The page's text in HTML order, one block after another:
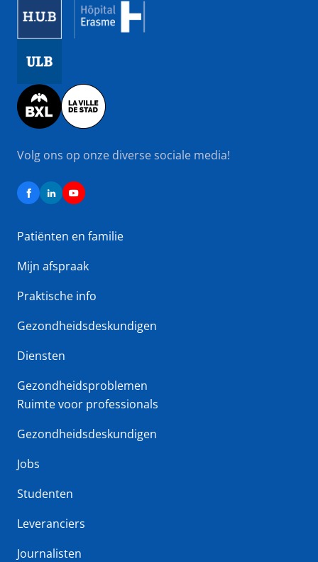
Image
Volg ons op onze diverse sociale media!
Patiënten en familie
Mijn afspraak
Praktische info
Gezondheidsdeskundigen
Diensten
Gezondheidsproblemen
Ruimte voor professionals
Gezondheidsdeskundigen
Jobs
Studenten
Leveranciers
Journalisten